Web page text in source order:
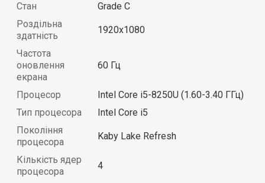
Стан
Grade C
Роздільна
здатність
1920x1080
Частота
оновлення
екрана
60 Гц
Процесор
Intel Core i5-8250U (1.60-3.40 ГГц)
Тип процесора
Intel Core i5
Покоління
процесора
Kaby Lake Refresh
Кількість ядер
процесора
4